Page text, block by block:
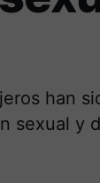
han
sexual y